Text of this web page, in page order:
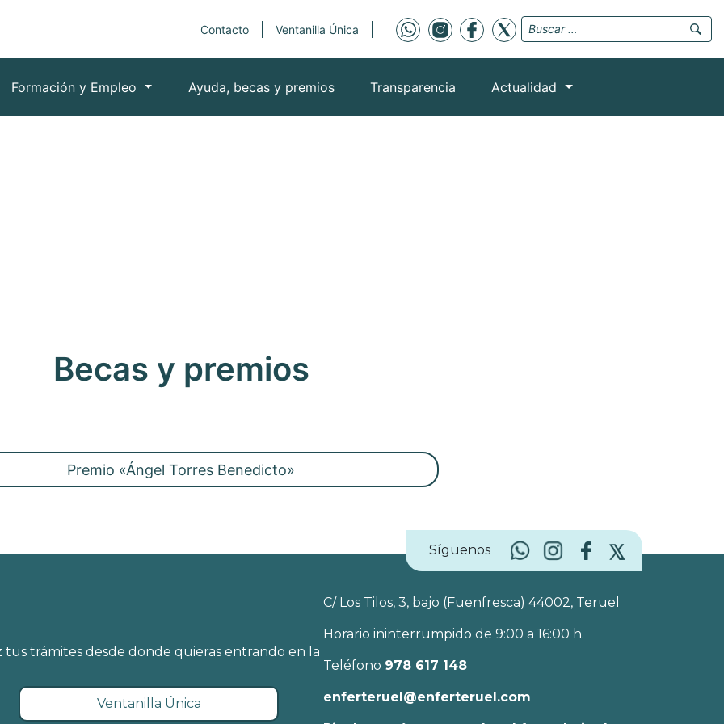
Contacto Ventanilla Única
Formación y Empleo Ayuda, becas y premios Transparencia Actualidad
Becas y premios
Premio «Ángel Torres Benedicto»
Síguenos
tus trámites desde donde quieras entrando en la
Ventanilla Única
C/ Los Tilos, 3, bajo (Fuenfresca) 44002, Teruel
Horario ininterrumpido de 9:00 a 16:00 h.
Teléfono 978 617 148
enferteruel@enferteruel.com